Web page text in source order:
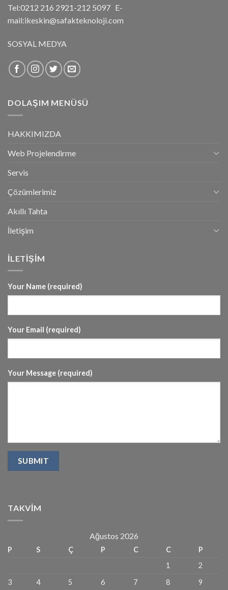
Tel:0212 216 2921-212 5097 E-
mail:ikeskin@safakteknoloji.com
SOSYAL MEDYA
DOLAŞIM MENÜSÜ
HAKKIMIZDA
Web Projelendirme
Servis
Çözümlerimiz
Akıllı Tahta
İletişim
İLETİŞİM
Your Name (required)
Your Email (required)
Your Message (required)
TAKVIM
Ağustos 2026
P S Ç P C C
P
1
2
3
4 5 6 7 8 9